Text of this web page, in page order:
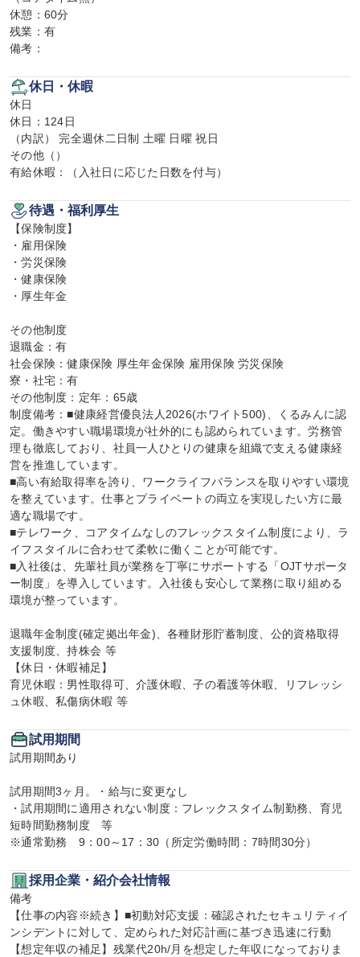
休憩：60分
残業：有
備考：
休日・休暇
休日
休日：124日
（内訳） 完全週休二日制 土曜 日曜 祝日
その他（）
有給休暇：（入社日に応じた日数を付与）
待遇・福利厚生
【保険制度】
・雇用保険
・労災保険
・健康保険
・厚生年金
その他制度
退職金：有
社会保険：健康保険 厚生年金保険 雇用保険 労災保険
寮・社宅：有
その他制度：定年：65歳
制度備考：■健康経営優良法人2026(ホワイト500)、くるみんに認
定。働きやすい職場環境が社外的にも認められています。労務管
理も徹底しており、社員一人ひとりの健康を組織で支える健康経
営を推進しています。
■高い有給取得率を誇り、ワークライフバランスを取りやすい環境
を整えています。仕事とプライベートの両立を実現したい方に最
適な職場です。
■テレワーク、コアタイムなしのフレックスタイム制度により、ラ
イフスタイルに合わせて柔軟に働くことが可能です。
■入社後は、先輩社員が業務を丁寧にサポートする「OJTサポータ
ー制度」を導入しています。入社後も安心して業務に取り組める
環境が整っています。
退職年金制度(確定拠出年金)、各種財形貯蓄制度、公的資格取得
支援制度、持株会 等
【休日・休暇補足】
育児休暇：男性取得可、介護休暇、子の看護等休暇、リフレッシ
ュ休暇、私傷病休暇 等
試用期間
試用期間あり
試用期間3ヶ月。・給与に変更なし
・試用期間に適用されない制度：フレックスタイム制勤務、育児
短時間勤務制度　等
※通常勤務　9：00～17：30（所定労働時間：7時間30分）
採用企業・紹介会社情報
備考
【仕事の内容※続き】■初動対応支援：確認されたセキュリティイ
ンシデントに対して、定められた対応計画に基づき迅速に行動
【想定年収の補足】残業代20h/月を想定した年収になっておりま